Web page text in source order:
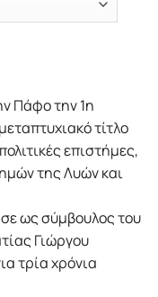
Πάφο την 1η
τίτλο
επιστήμες,
της Λυών και
ως σύμβουλος του
Γιώργου
τρία χρόνια